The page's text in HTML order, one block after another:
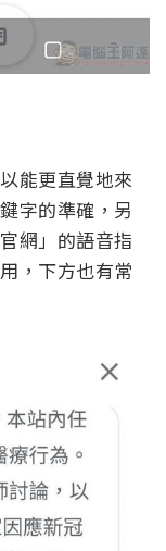
能更直覺地來
字的準確，另
網」的語音指
，下方也有常